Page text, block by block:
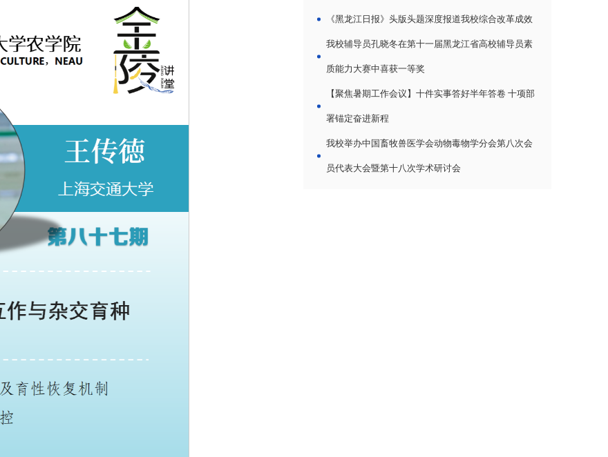
《黑龙江日报》头版头题深度报道我校综合改革成效
我校辅导员孔晓冬在第十一届黑龙江省高校辅导员素
质能力大赛中喜获一等奖
【聚焦暑期工作会议】十件实事答好半年答卷 十项部
署锚定奋进新程
我校举办中国畜牧兽医学会动物毒物学分会第八次会
员代表大会暨第十八次学术研讨会